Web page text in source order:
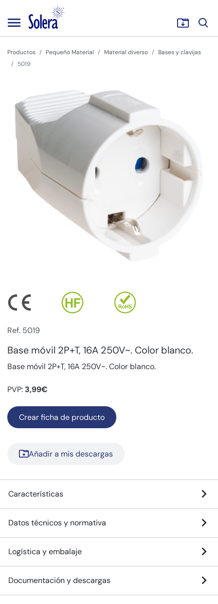
Productos Pequeño Material Material diverso
Bases y clavijas
5019
Ref. 5019
Base móvil 2P+T, 16A 250V~. Color blanco.
Base móvil 2P+T, 16A 250V~. Color blanco.
PVP: 3,99€
Crear ficha de producto
Añadir a mis descargas
Características
Datos técnicos y normativa
Logística y embalaje
Documentación y descargas